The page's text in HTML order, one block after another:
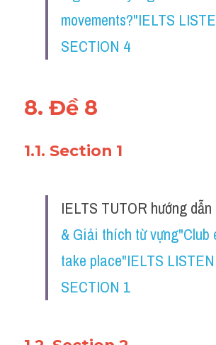
movements?"IELTS
SECTION 4
8. Đề 8
1.1. Section 1
IELTS TUTOR hướng dẫn ​
& Giải thích từ vựng"Club
take place"IELTS
SECTION 1